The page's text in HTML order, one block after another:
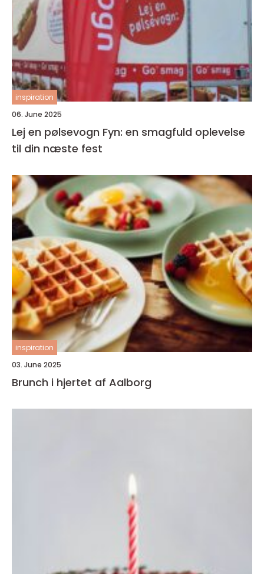
inspiration
06. June 2025
Lej en pølsevogn Fyn: en smagfuld oplevelse
til din næste fest
inspiration
03. June 2025
Brunch i hjertet af Aalborg